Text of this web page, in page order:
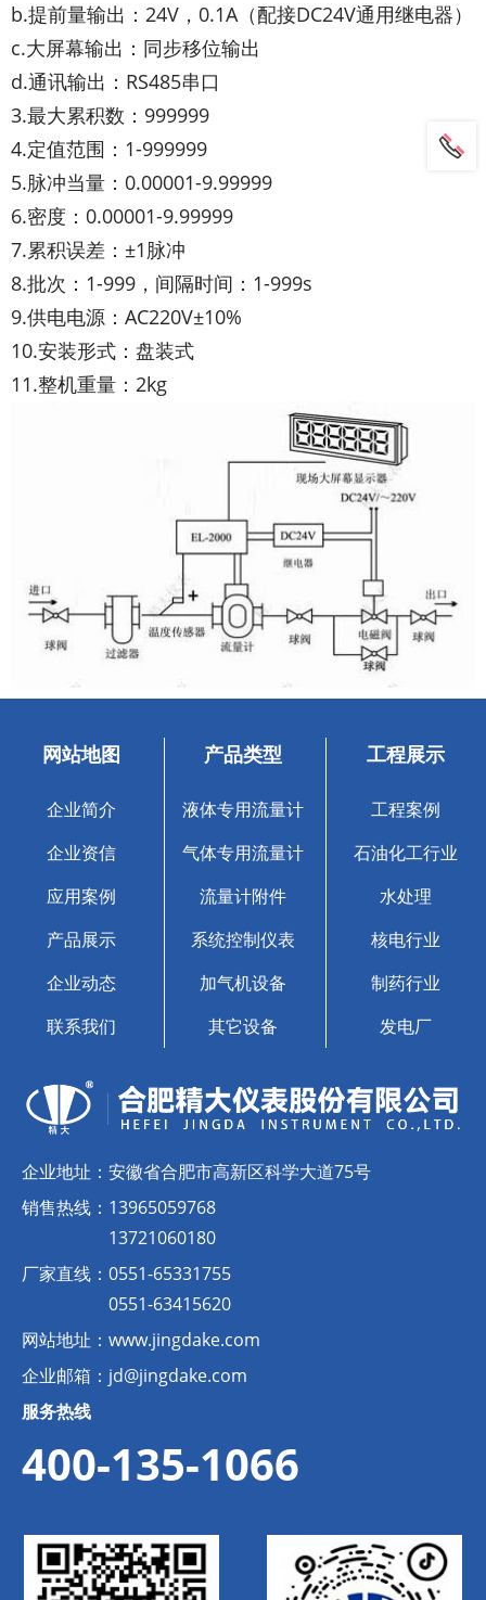
b.提前量输出：24V，0.1A（配接DC24V通用继电器）
c.大屏幕输出：同步移位输出
d.通讯输出：RS485串口
3.最大累积数：999999
4.定值范围：1-999999
5.脉冲当量：0.00001-9.99999
6.密度：0.00001-9.99999
7.累积误差：±1脉冲
8.批次：1-999，间隔时间：1-999s
9.供电电源：AC220V±10%
10.安装形式：盘装式
11.整机重量：2kg
企业地址： 安徽省合肥市高新区科学大道75号
销售热线： 13965059768
13721060180
厂家直线： 0551-65331755
0551-63415620
网站地址： www.jingdake.com
企业邮箱： jd@jingdake.com
服务热线
400-135-1066
网站地图
企业简介
企业资信
应用案例
产品展示
企业动态
联系我们
产品类型
液体专用流量计
气体专用流量计
流量计附件
系统控制仪表
加气机设备
其它设备
工程展示
工程案例
石油化工行业
水处理
核电行业
制药行业
发电厂